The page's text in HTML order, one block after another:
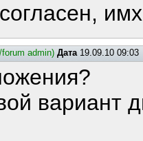
admin) Дата19.09.10 09:03
вариант